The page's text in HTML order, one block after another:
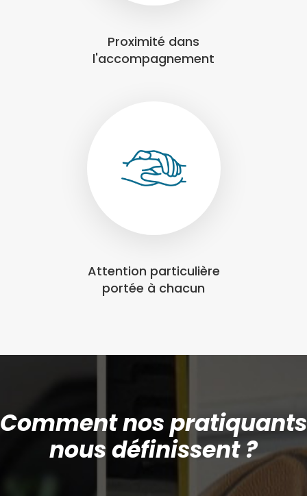
Proximité dans
l'accompagnement
Attention particulière
portée à chacun
Comment nos pratiquants
nous définissent ?